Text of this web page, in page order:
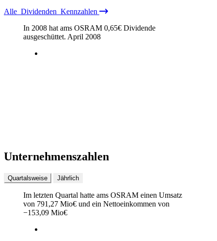
Alle Dividenden Kennzahlen
In 2008 hat ams OSRAM 0,65€ Dividende
ausgeschüttet. April 2008
Unternehmenszahlen
Quartalsweise Jährlich
Im letzten Quartal hatte ams OSRAM einen Umsatz
von 791,27 Mio€ und ein Nettoeinkommen von
−153,09 Mio€